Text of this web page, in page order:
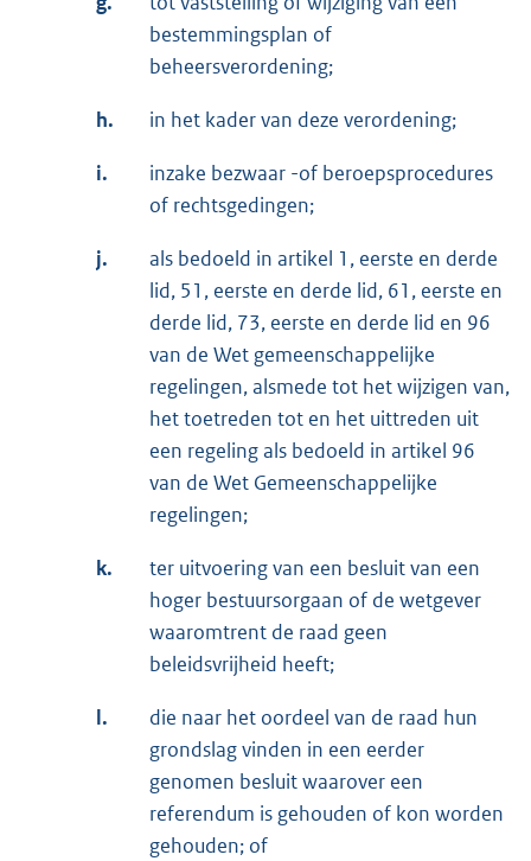
bestemmingsplan of
beheersverordening;
h. in het kader van deze verordening;
i.
inzake bezwaar -of beroepsprocedures
of rechtsgedingen;
j.
als bedoeld in artikel 1, eerste en derde
lid, 51, eerste en derde lid, 61, eerste en
derde lid, 73, eerste en derde lid en 96
van de Wet gemeenschappelijke
regelingen, alsmede tot het wijzigen van,
het toetreden tot en het uittreden uit
een regeling als bedoeld in artikel 96
van de Wet Gemeenschappelijke
regelingen;
k.
ter uitvoering van een besluit van een
hoger bestuursorgaan of de wetgever
waaromtrent de raad geen
beleidsvrijheid heeft;
l.
die naar het oordeel van de raad hun
grondslag vinden in een eerder
genomen besluit waarover een
referendum is gehouden of kon worden
gehouden; of